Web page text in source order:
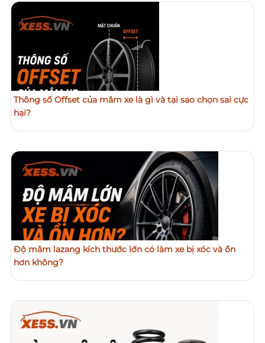
Thông số Offset của mâm xe là gì và tại sao chọn sai cực
hại?
Độ mâm lazang kích thước lớn có làm xe bị xóc và ồn
hơn không?